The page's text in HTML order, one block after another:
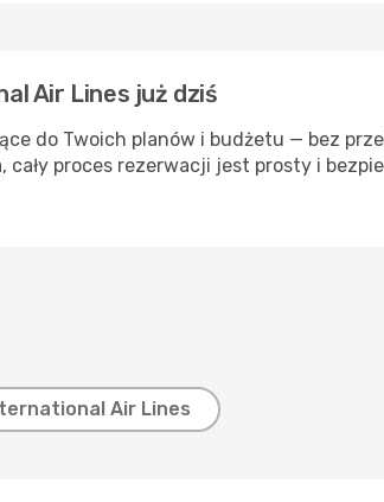
Air Lines już dziś
do Twoich planów i budżetu — bez
cały proces rezerwacji jest prosty i
Air Lines